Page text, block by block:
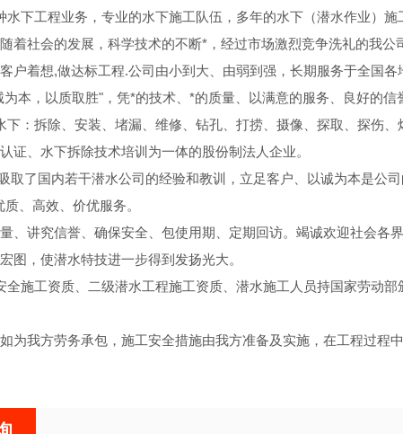
水下工程业务，专业的水下施工队伍，多年的水下（潜水作业）
着社会的发展，科学技术的不断*，经过市场激烈竞争洗礼的我
户着想,做达标工程.公司由小到大、由弱到强，长期服务于全国
本，以质取胜"，凭*的技术、*的质量、以满意的服务、良好的信
下：拆除、安装、堵漏、维修、钻孔、打捞、摄像、探取、探伤
证、水下拆除技术培训为一体的股份制法人企业。
取了国内若干潜水公司的经验和教训，立足客户、以诚为本是公
、高效、价优服务。
、讲究信誉、确保安全、包使用期、定期回访。竭诚欢迎社会各
图，使潜水特技进一步得到发扬光大。
全施工资质、二级潜水工程施工资质、潜水施工人员持国家劳动
为我方劳务承包，施工安全措施由我方准备及实施，在工程过程